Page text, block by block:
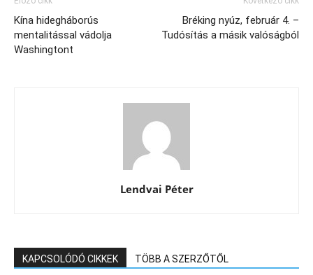
Kína hidegháborús
mentalitással vádolja
Washingtont
Bréking nyúz, február 4. –
Tudósítás a másik valóságból
Lendvai Péter
KAPCSOLÓDÓ CIKKEK TÖBB A SZERZŐTŐL